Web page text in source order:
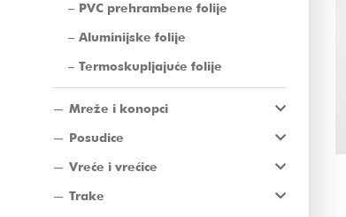
PVC prehrambene folije
Aluminijske folije
Termoskupljajuće folije
Mreže i konopci
Posudice
Vreće i vrećice
Trake